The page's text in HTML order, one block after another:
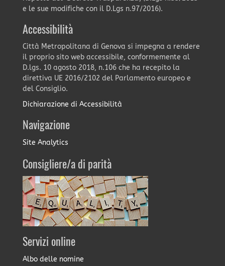
e le sue modifiche con il D.Lgs n.97/2016).
Accessibilità
Città Metropolitana di Genova si impegna a rendere
il proprio sito web accessibile, conformemente al
D.lgs. 10 agosto 2018, n.106 che ha recepito la
direttiva UE 2016/2102 del Parlamento europeo e
del Consiglio.
Dichiarazione di Accessibilità
Navigazione
Site Analytics
Consigliere/a di parità
Servizi online
Albo delle nomine